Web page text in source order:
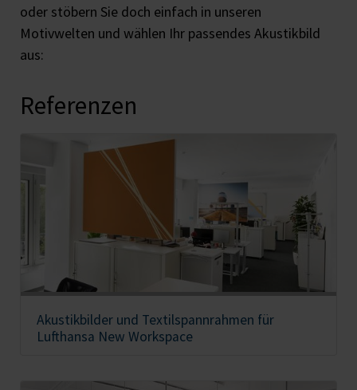
oder stöbern Sie doch einfach in unseren
Motivwelten und wählen Ihr passendes Akustikbild
aus:
Referenzen
Akustikbilder und Textilspannrahmen für
Lufthansa New Workspace